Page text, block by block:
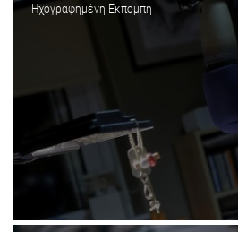
Ηχογραφημένη Εκπομπή